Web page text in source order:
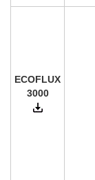
ECOFLUX
3000